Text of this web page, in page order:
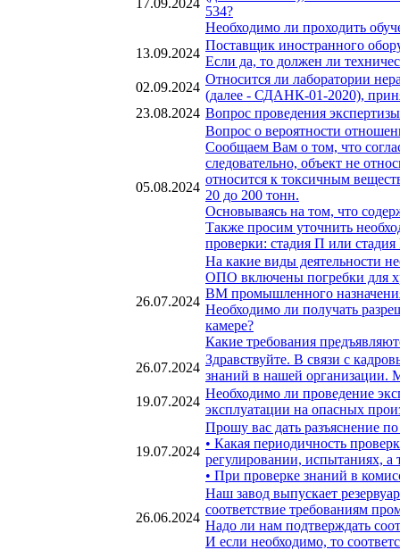
534?
Необходимо ли проходить
13.09.2024
Поставщик иностранного
Если да, то должен ли
02.09.2024
Относится ли лаборатории
(далее - СДАНК-01-2020),
23.08.2024 Вопрос проведения
05.08.2024
Вопрос о вероятности
Сообщаем Вам о том, что
следовательно, объект не
относится к токсичным
20 до 200 тонн.
Основываясь на том, что
Также просим уточнить
проверки: стадия П или стадия
26.07.2024
На какие виды деятельности
ОПО включены погребки для
ВМ промышленного
Необходимо ли получать
камере?
Какие требования
26.07.2024
Здравствуйте. В связи с
знаний в нашей организации.
19.07.2024
Необходимо ли проведение
эксплуатации на опасных
19.07.2024
Прошу вас дать разъяснение
• Какая периодичность
регулировании, испытаниях, а
• При проверке знаний в
26.06.2024
Наш завод выпускает
соответствие требованиям
Надо ли нам подтверждать
И если необходимо, то